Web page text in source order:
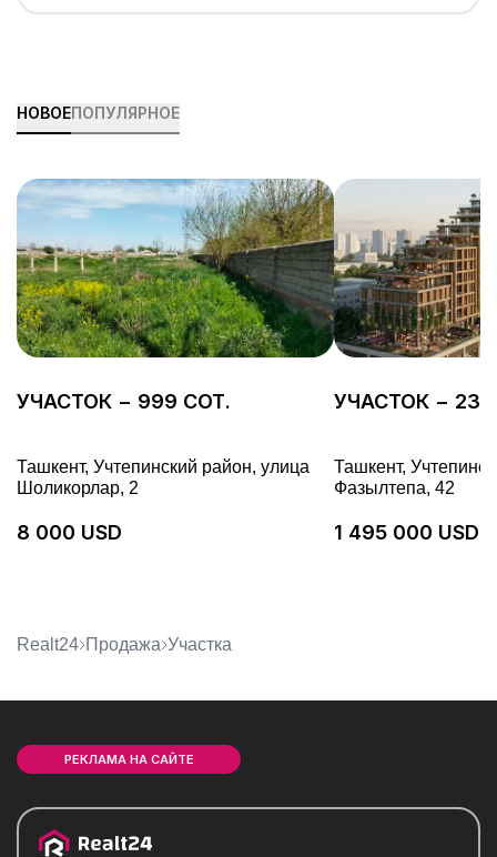
НОВОЕПОПУЛЯРНОЕ
УЧАСТОК − 999 СОТ.
Ташкент, Учтепинский район, улица
Шоликорлар, 2
8 000 USD
УЧАСТОК − 23
Ташкент,
Фазылтепа, 42
1 495 000 USD
Realt24 Продажа участка
РЕКЛАМА НА САЙТЕ